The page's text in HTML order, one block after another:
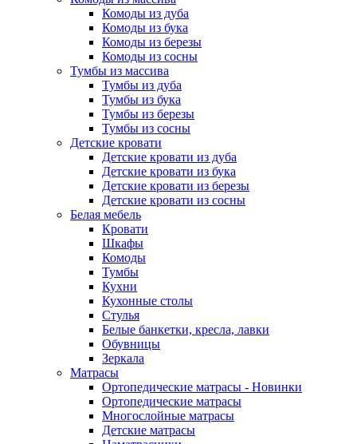
Комоды из дуба
Комоды из бука
Комоды из березы
Комоды из сосны
Тумбы из массива
Тумбы из дуба
Тумбы из бука
Тумбы из березы
Тумбы из сосны
Детские кровати
Детские кровати из дуба
Детские кровати из бука
Детские кровати из березы
Детские кровати из сосны
Белая мебель
Кровати
Шкафы
Комоды
Тумбы
Кухни
Кухонные столы
Стулья
Белые банкетки, кресла, лавки
Обувницы
Зеркала
Матрасы
Ортопедические матрасы - Новинки
Ортопедические матрасы
Многослойные матрасы
Детские матрасы